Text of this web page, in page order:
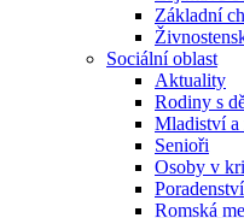
Základní
Sociální oblast
Aktuality
Rodiny s
Mladiství a
Senioři
Osoby v
Poradenství
Romská